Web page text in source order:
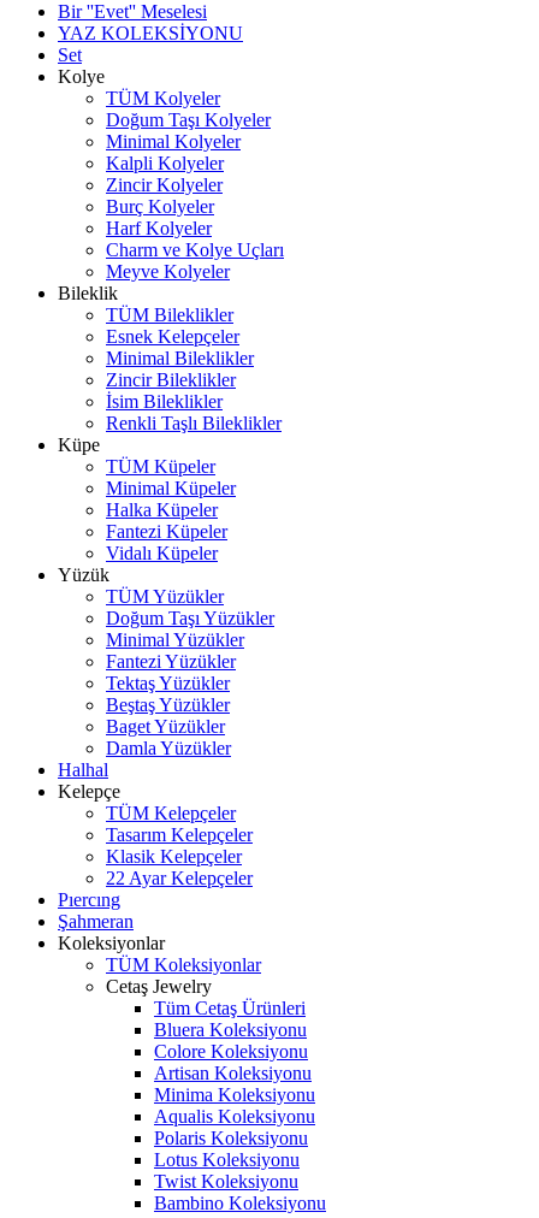
Bir ''Evet'' Meselesi
YAZ KOLEKSİYONU
Set
Kolye
TÜM Kolyeler
Doğum Taşı Kolyeler
Minimal Kolyeler
Kalpli Kolyeler
Zincir Kolyeler
Burç Kolyeler
Harf Kolyeler
Charm ve Kolye Uçları
Meyve Kolyeler
Bileklik
TÜM Bileklikler
Esnek Kelepçeler
Minimal Bileklikler
Zincir Bileklikler
İsim Bileklikler
Renkli Taşlı Bileklikler
Küpe
TÜM Küpeler
Minimal Küpeler
Halka Küpeler
Fantezi Küpeler
Vidalı Küpeler
Yüzük
TÜM Yüzükler
Doğum Taşı Yüzükler
Minimal Yüzükler
Fantezi Yüzükler
Tektaş Yüzükler
Beştaş Yüzükler
Baget Yüzükler
Damla Yüzükler
Halhal
Kelepçe
TÜM Kelepçeler
Tasarım Kelepçeler
Klasik Kelepçeler
22 Ayar Kelepçeler
Pıercıng
Şahmeran
Koleksiyonlar
TÜM Koleksiyonlar
Cetaş Jewelry
Tüm Cetaş Ürünleri
Bluera Koleksiyonu
Colore Koleksiyonu
Artisan Koleksiyonu
Minima Koleksiyonu
Aqualis Koleksiyonu
Polaris Koleksiyonu
Lotus Koleksiyonu
Twist Koleksiyonu
Bambino Koleksiyonu